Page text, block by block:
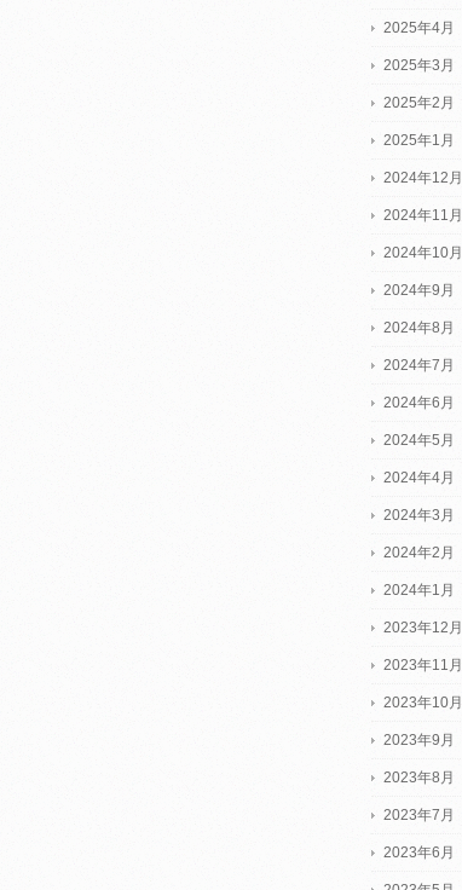
2025年4月
2025年3月
2025年2月
2025年1月
2024年12月
2024年11月
2024年10月
2024年9月
2024年8月
2024年7月
2024年6月
2024年5月
2024年4月
2024年3月
2024年2月
2024年1月
2023年12月
2023年11月
2023年10月
2023年9月
2023年8月
2023年7月
2023年6月